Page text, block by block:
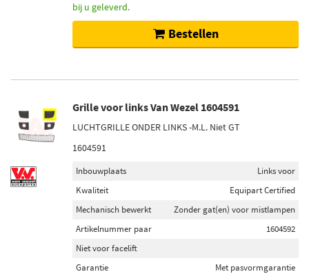
bij u geleverd.
Bestellen
Grille voor links Van Wezel 1604591
LUCHTGRILLE ONDER LINKS -M.L. Niet GT
1604591
Inbouwplaats
Links voor
Kwaliteit
Equipart Certified
Mechanisch bewerkt
Zonder gat(en) voor mistlampen
Artikelnummer paar
1604592
Niet voor facelift
Garantie
Met pasvormgarantie